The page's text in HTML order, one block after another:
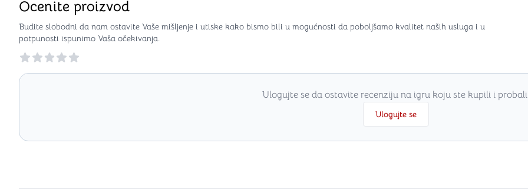
Ocenite proizvod
Budite slobodni da nam ostavite Vaše mišljenje i utiske kako bismo bili u mogućnosti da poboljšamo kvalitet naših usluga i u
potpunosti ispunimo Vaša očekivanja.
Reviews
Ulogujte se da ostavite recenziju na igru koju ste kupili i
Ulogujte se